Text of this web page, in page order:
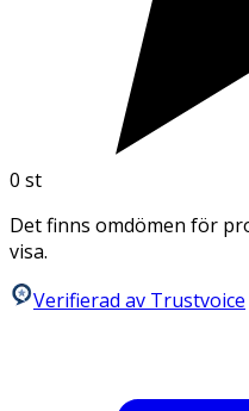
0 st
Det finns omdömen för
visa.
Verifierad av Trustvoice